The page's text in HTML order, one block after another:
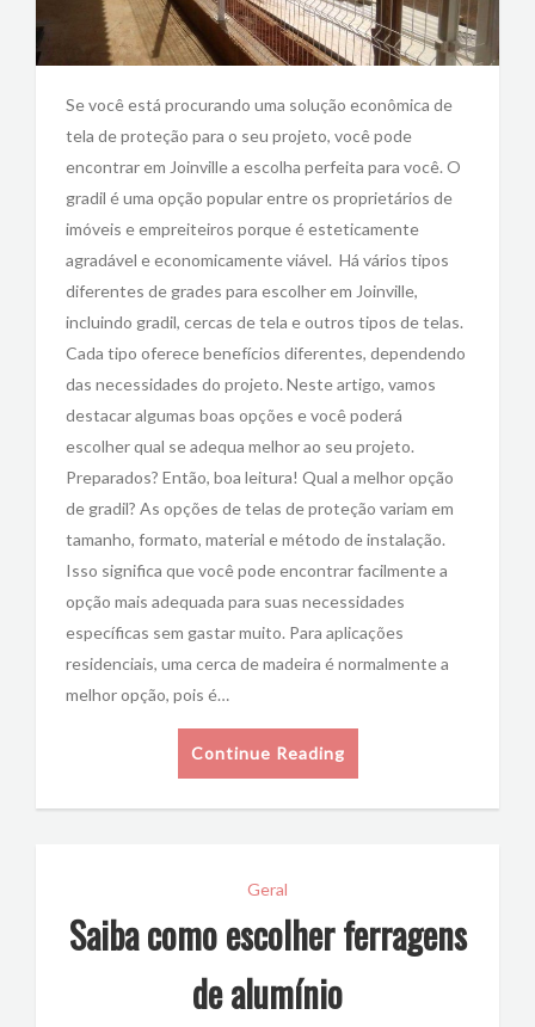
Se você está procurando uma solução econômica de
tela de proteção para o seu projeto, você pode
encontrar em Joinville a escolha perfeita para você. O
gradil é uma opção popular entre os proprietários de
imóveis e empreiteiros porque é esteticamente
agradável e economicamente viável. Há vários tipos
diferentes de grades para escolher em Joinville,
incluindo gradil, cercas de tela e outros tipos de telas.
Cada tipo oferece benefícios diferentes, dependendo
das necessidades do projeto. Neste artigo, vamos
destacar algumas boas opções e você poderá
escolher qual se adequa melhor ao seu projeto.
Preparados? Então, boa leitura! Qual a melhor opção
de gradil? As opções de telas de proteção variam em
tamanho, formato, material e método de instalação.
Isso significa que você pode encontrar facilmente a
opção mais adequada para suas necessidades
específicas sem gastar muito. Para aplicações
residenciais, uma cerca de madeira é normalmente a
melhor opção, pois é…
Continue Reading
Geral
Saiba como escolher ferragens
de alumínio